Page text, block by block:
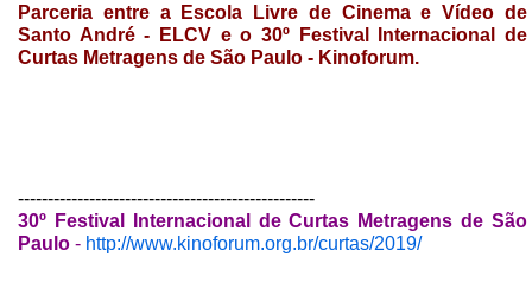
Parceria entre a Escola Livre de Cinema e Vídeo de
Santo André - ELCV e o 30º Festival Internacional de
Curtas Metragens de São Paulo - Kinoforum.
--------------------------------------------------
30º Festival Internacional de Curtas Metragens de São
Paulo - http://www.kinoforum.org.br/curtas/2019/